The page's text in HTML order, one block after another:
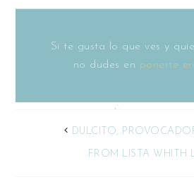
Si te gusta lo que ves y
no dudes en ponerte
DULCITO,
FROM LISTA WHITH